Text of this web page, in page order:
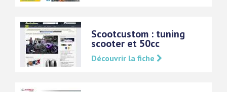
Scootcustom : tuning
scooter et 50cc
Découvrir la fiche